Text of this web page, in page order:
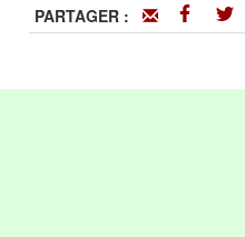
PARTAGER :